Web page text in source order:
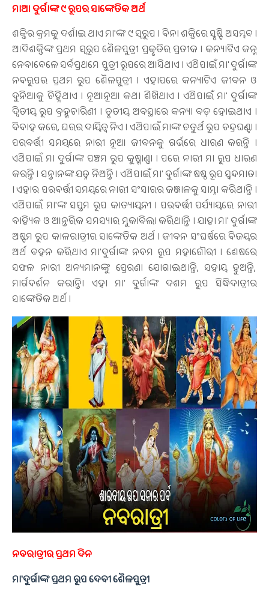
ମାଆ ଦୁର୍ଗାଙ୍କ ୯ ରୂପର ସାଙ୍କେତିକ ଅର୍ଥ
ଶକ୍ତିର କ୍ରମକୁ ଦର୍ଶାଇ ଥାଏ ମା'ଙ୍କ ୯ ସ୍ବରୂପ । ବିନା ଶକ୍ତିରେ ସୃଷ୍ଟି ଅସମ୍ଭବ ।
ଆଦିଶକ୍ତିଙ୍କ ପ୍ରଥମ ସ୍ୱରୂପ ଶୈଳପୁତ୍ରୀ ପ୍ରକୃତିର ପ୍ରତୀକ । କନ୍ୟାଟିଏ ଜନ୍ମ
ନେବାବେଳେ ସର୍ବପ୍ରଥମେ ପୁତ୍ରୀ ରୂପରେ ଆସିଥାଏ । ଏଥିପାଇଁ ମା' ଦୁର୍ଗାଙ୍କ
ନବରୂପର ପ୍ରଥମ ରୂପ ଶୈଳପୁତ୍ରୀ । ଏହାପରେ କନ୍ୟାଟିଏ ଜୀବନ ଓ
ଦୁନିଆକୁ ଚିହ୍ନିଥାଏ । ନୂଆନୂଆ କଥା ଶିଖିଥାଏ । ଏଥିପାଇଁ ମା' ଦୁର୍ଗାଙ୍କ
ଦ୍ବିତୀୟ ରୂପ ବ୍ରହ୍ମଚାରିଣୀ । ତୃତୀୟ ଅବସ୍ଥାରେ କନ୍ୟା ବଡ଼ ହୋଇଥାଏ ।
ବିବାହ କରେ, ଘରର ଦାୟିତ୍ବ ନିଏ । ଏଥିପାଇଁ ମାଙ୍କ ଚତୁର୍ଥ ରୂପ ଚନ୍ଦ୍ରଘଣ୍ଟା ।
ପରବର୍ତ୍ତୀ ସମୟରେ ନାରୀ ନୂଆ ଜୀବନକୁ ଗର୍ଭରେ ଧାରଣ କରନ୍ତି ।
ଏଥିପାଇଁ ମା ଦୁର୍ଗାଙ୍କ ପଞ୍ଚମ ରୂପ କୁଷ୍ମାଣ୍ଡା । ପରେ ନାରୀ ମା ରୂପ ଧାରଣ
କରନ୍ତି । ସନ୍ତାନଙ୍କ ଯତ୍ନ ନିଅନ୍ତି । ଏଥିପାଇଁ ମା' ଦୁର୍ଗାଙ୍କ ଷଷ୍ଠ ରୂପ ସ୍କନ୍ଦମାତା
। ଏହାର ପରବର୍ତ୍ତୀ ସମୟରେ ନାରୀ ସଂସାରର ଜଞ୍ଜାଳକୁ ସାମ୍ନା କରିଥାନ୍ତି ।
ଏଥିପାଇଁ ମା'ଙ୍କ ସପ୍ତମ ରୂପ କାତ୍ୟାୟନୀ । ପରବର୍ତ୍ତୀ ପର୍ଯ୍ୟାୟରେ ନାରୀ
ବାହ୍ୟିକ ଓ ଆନ୍ତରିକ ସମସ୍ୟାର ମୁକାବିଲା କରିଥାନ୍ତି । ଯାହା ମା' ଦୁର୍ଗାଙ୍କ
ଅଷ୍ଟମ ରୂପ କାଳରାତ୍ରୀର ସାଙ୍କେତିକ ଅର୍ଥ । ଜୀବନ ସଂଘର୍ଷରେ ବିଜୟର
ଅର୍ଥ ବହନ କରିଥାଏ ମା'ଦୁର୍ଗାଙ୍କ ନବମ ରୂପ ମହାଗୌରୀ । ଶେଷରେ
ସଫଳ ନାରୀ ଅନ୍ୟମାନଙ୍କୁ ପ୍ରେରଣା ଯୋଗାଇଥାନ୍ତି, ସହାୟ ହୁଅନ୍ତି,
ମାର୍ଗଦର୍ଶନ କରାନ୍ତି। ଏହା ମା' ଦୁର୍ଗାଙ୍କ ଦଶମ ରୂପ ସିଦ୍ଧିଦାତ୍ରୀର
ସାଙ୍କେତିକ ଅର୍ଥ ।
ନବରାତ୍ରୀର ପ୍ରଥମ ଦିନ
ମା'ଦୁର୍ଗାଙ୍କ ପ୍ରଥମ ରୂପ ଦେବୀ ଶୈଳପୁତ୍ରୀ